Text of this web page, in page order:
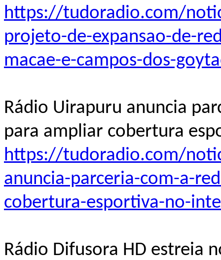
https://tudoradio.com/
projeto-de-expansao-de-
macae-e-campos-dos-
Rádio Uirapuru anuncia
para ampliar cobertura
https://tudoradio.com/
anuncia-parceria-com-a-
cobertura-esportiva-no-
Rádio Difusora HD estreia